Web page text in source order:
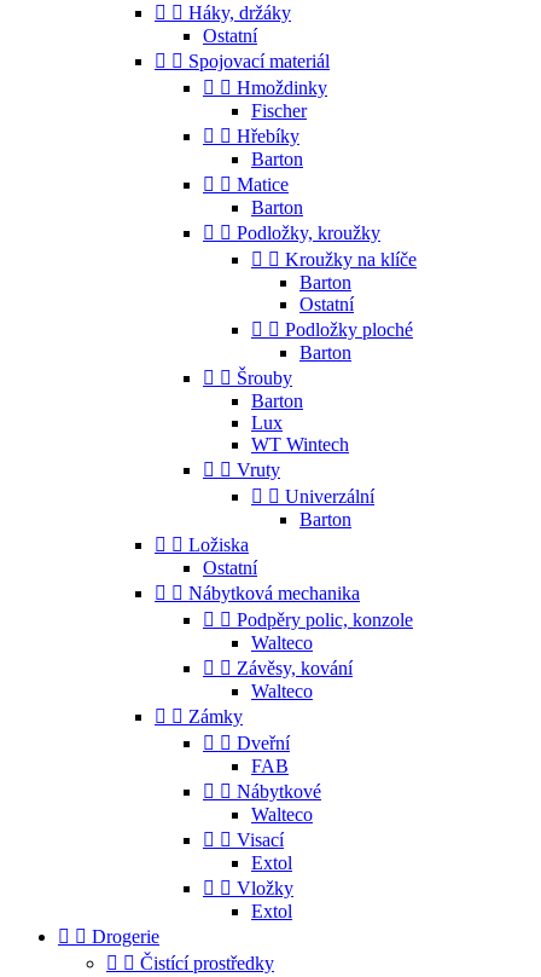
  Háky, držáky
Ostatní
  Spojovací materiál
  Hmoždinky
Fischer
  Hřebíky
Barton
  Matice
Barton
  Podložky, kroužky
  Kroužky na klíče
Barton
Ostatní
  Podložky ploché
Barton
  Šrouby
Barton
Lux
WT Wintech
  Vruty
  Univerzální
Barton
  Ložiska
Ostatní
  Nábytková mechanika
  Podpěry polic, konzole
Walteco
  Závěsy, kování
Walteco
  Zámky
  Dveřní
FAB
  Nábytkové
Walteco
  Visací
Extol
  Vložky
Extol
  Drogerie
  Čistící prostředky